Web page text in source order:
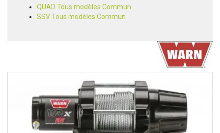
QUAD Tous modèles Commun
SSV Tous modèles Commun